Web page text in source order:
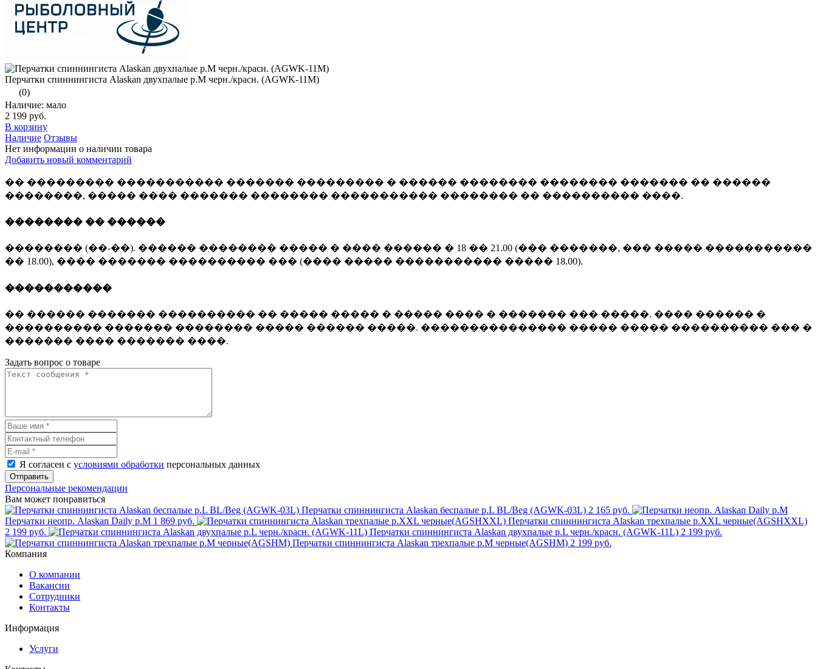
Перчатки спиннингиста Alaskan двухпалые р.М черн./красн. (AGWK-11М)
(0)
Наличие: мало
2 199 руб.
В корзину
Наличие Отзывы
Нет информации о наличии товара
Добавить новый комментарий
�� ��������� ����������� ������� ��������� � ������ �������� �������� ������� �� ������
��������, ����� ���� ������� �������� ����������� �������� �� ���������� ����.
�������� �� ������
�������� (��-��). ������ �������� ����� � ���� ������ � 18 �� 21.00 (��� �������, ��� ����� �����������
�� 18.00), ���� ������� ���������� ��� (���� ����� ����������� ����� 18.00).
�����������
�� ������ ������� ���������� �� ����� ����� � ����� ���� � ������� ��� �����. ���� ������ �
���������� ������� �������� ����� ������ �����. ��������������� ����� ����� ���������� ��� �
������� ���� ������� ����.
Задать вопрос о товаре
Я согласен с условиями обработки персональных данных
Отправить
Персональные рекомендации
Вам может понравиться
Перчатки спиннингиста Alaskan беспалые р.L BL/Beg (AGWK-03L) 2 165 руб.
Перчатки неопр. Alaskan Daily р.M 1 869 руб.
Перчатки спиннингиста Alaskan трехпалые р.XXL черные(AGSHXXL)
2 199 руб.
Перчатки спиннингиста Alaskan двухпалые р.L черн./красн. (AGWK-11L) 2 199 руб.
Перчатки спиннингиста Alaskan трехпалые р.М черные(AGSHM) 2 199 руб.
Компания
О компании
Вакансии
Сотрудники
Контакты
Информация
Услуги